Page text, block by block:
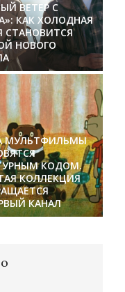
ВЕТЕР С
КАК ХОЛОДНАЯ
СТАНОВИТСЯ
НОВОГО
МУЛЬТФИЛЬМЫ
КОДОМ.
КОЛЛЕКЦИЯ
КАНАЛ